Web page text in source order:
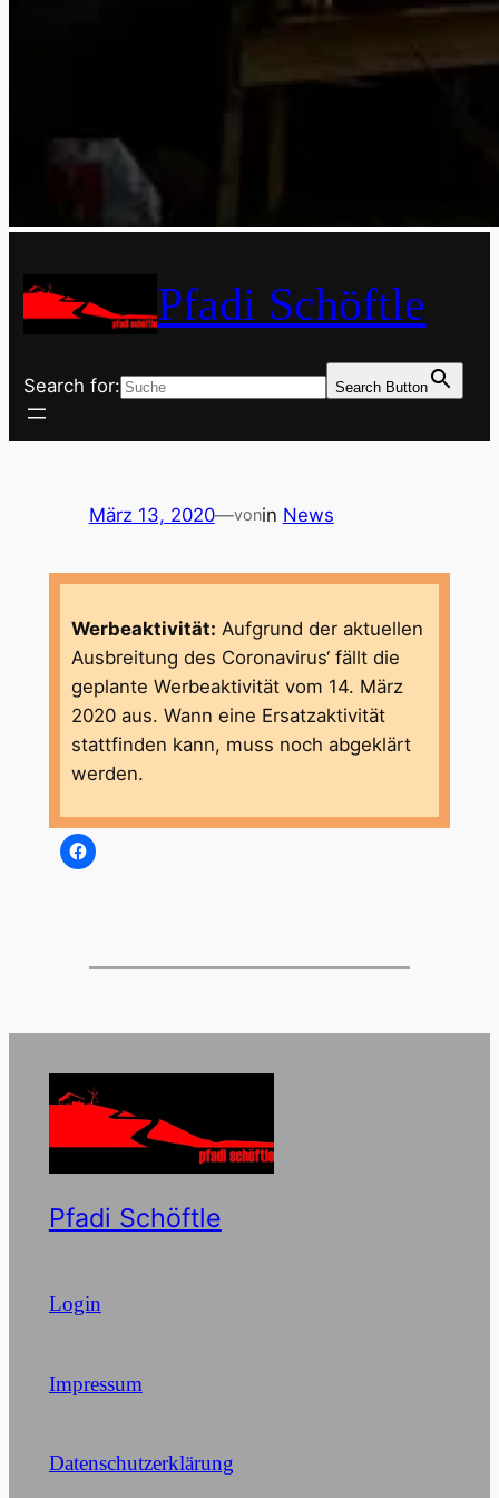
Pfadi Schöftle
Search for: Search Button
März 13, 2020—vonin News
Werbeaktivität: Aufgrund der aktuellen
Ausbreitung des Coronavirus‘ fällt die
geplante Werbeaktivität vom 14. März
2020 aus. Wann eine Ersatzaktivität
stattfinden kann, muss noch abgeklärt
werden.
Pfadi Schöftle
Login
Impressum
Datenschutzerklärung